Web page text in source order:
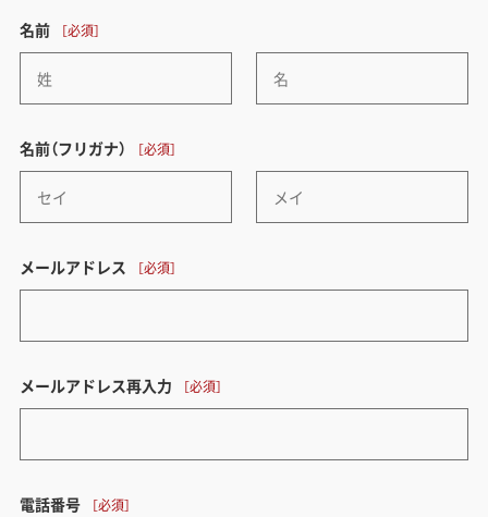
名前
名前（フリガナ）
メールアドレス
メールアドレス再入力
電話番号